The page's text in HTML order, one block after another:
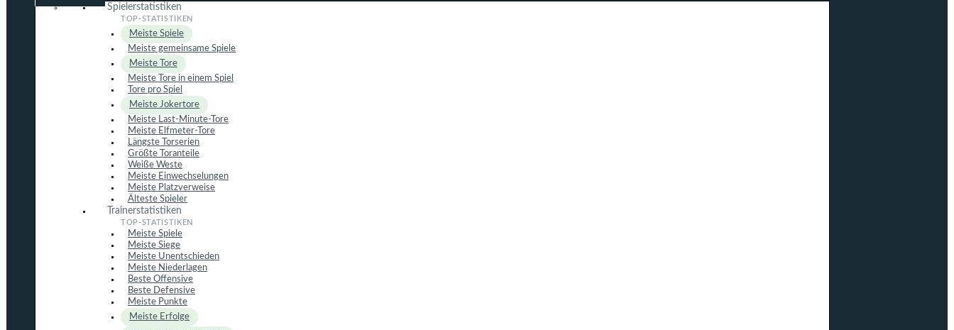
Spielerstatistiken
Meiste Spiele
Meiste gemeinsame Spiele
Meiste Tore
Meiste Tore in einem Spiel
Tore pro Spiel
Meiste Jokertore
Meiste Last-Minute-Tore
Meiste Elfmeter-Tore
Längste Torserien
Größte Toranteile
Weiße Weste
Meiste Einwechselungen
Meiste Platzverweise
Älteste Spieler
Trainerstatistiken
Meiste Spiele
Meiste Siege
Meiste Unentschieden
Meiste Niederlagen
Beste Offensive
Beste Defensive
Meiste Punkte
Meiste Erfolge